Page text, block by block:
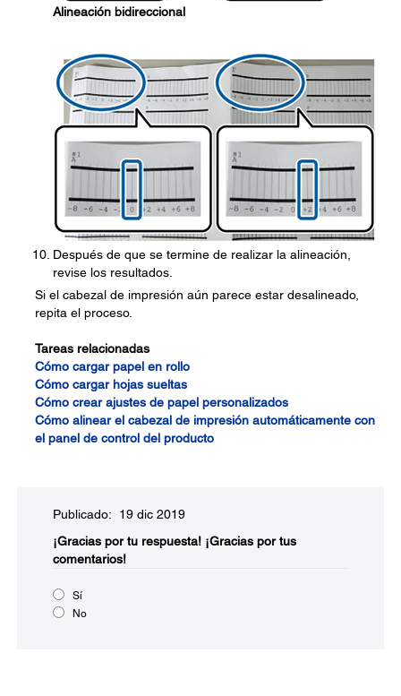
Alineación bidireccional
Después de que se termine de realizar la alineación,
revise los resultados.
Si el cabezal de impresión aún parece estar desalineado,
repita el proceso.
Tareas relacionadas
Cómo cargar papel en rollo
Cómo cargar hojas sueltas
Cómo crear ajustes de papel personalizados
Cómo alinear el cabezal de impresión automáticamente con
el panel de control del producto
Publicado: 19 dic 2019
¡Gracias por tu respuesta! ¡Gracias por tus
comentarios!
Sí
No